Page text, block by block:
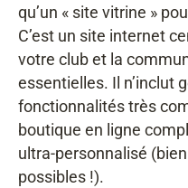
qu’un « site vitrine »
C’est un site internet
votre club et la
essentielles. Il n’inclut
fonctionnalités très
boutique en ligne
ultra-personnalisé
possibles !).